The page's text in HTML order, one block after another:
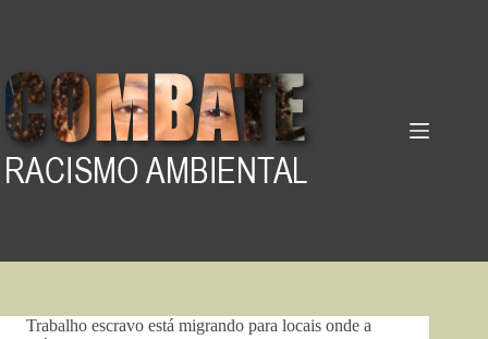
Trabalho escravo está migrando para locais onde a